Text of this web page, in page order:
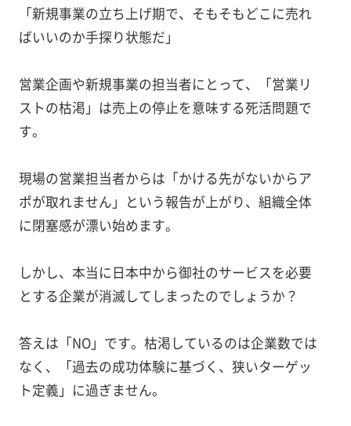
「新規事業の立ち上げ期で、そもそもどこに売れ
ばいいのか手探り状態だ」
営業企画や新規事業の担当者にとって、「営業リ
ストの枯渇」は売上の停止を意味する死活問題で
す。
現場の営業担当者からは「かける先がないからア
ポが取れません」という報告が上がり、組織全体
に閉塞感が漂い始めます。
しかし、本当に日本中から御社のサービスを必要
とする企業が消滅してしまったのでしょうか？
答えは「NO」です。枯渇しているのは企業数では
なく、「過去の成功体験に基づく、狭いターゲッ
ト定義」に過ぎません。